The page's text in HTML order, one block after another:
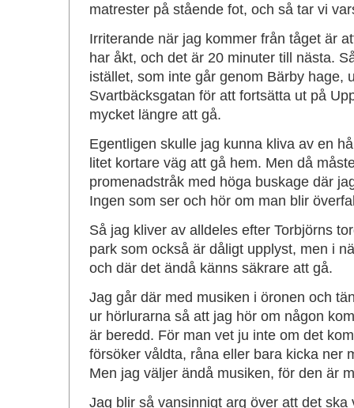
matrester på stående fot, och så tar vi
Irriterande när jag kommer från tåget är
har åkt, och det är 20 minuter till nästa.
istället, som inte går genom Bärby hage,
Svartbäcksgatan för att fortsätta ut på
mycket längre att gå.
Egentligen skulle jag kunna kliva av en
litet kortare väg att gå hem. Men då
promenadstråk med höga buskage där
Ingen som ser och hör om man blir
Så jag kliver av alldeles efter Torbjörns
park som också är dåligt upplyst, men i
och där det ändå känns säkrare att gå.
Jag går där med musiken i öronen och
ur hörlurarna så att jag hör om någon
är beredd. För man vet ju inte om det
försöker våldta, råna eller bara kicka ner
Men jag väljer ändå musiken, för den är
Jag blir så vansinnigt arg över att det ska